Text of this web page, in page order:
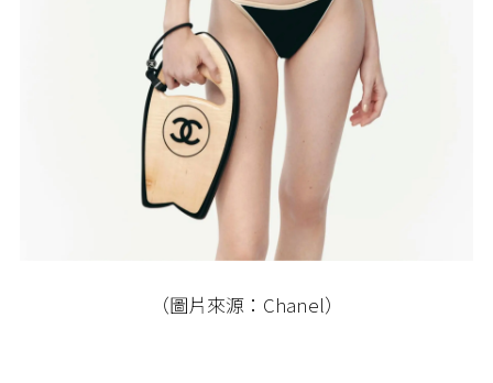
（圖片來源：Chanel）